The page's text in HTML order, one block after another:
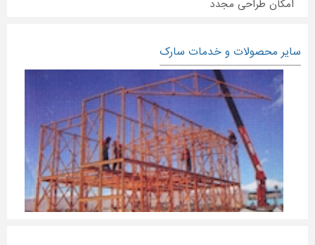
امکان طراحی مجدد
سایر محصولات و خدمات سارک